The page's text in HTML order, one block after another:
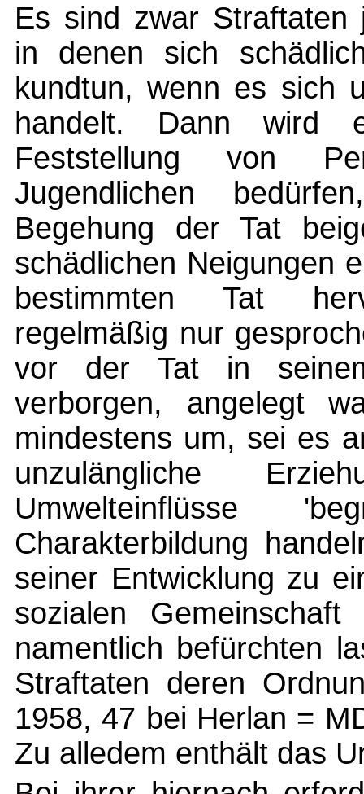
Es sind zwar Straftaten
in denen sich
kundtun, wenn es sich
handelt. Dann wird
Feststellung von
Jugendlichen
Begehung der Tat
schädlichen Neigungen
bestimmten Tat
regelmäßig nur
vor der Tat in
verborgen, angelegt
mindestens um, sei es
unzulängliche
Umwelteinflüsse
Charakterbildung
seiner Entwicklung zu
sozialen
namentlich befürchten
Straftaten deren
1958, 47 bei Herlan =
Zu alledem enthält das